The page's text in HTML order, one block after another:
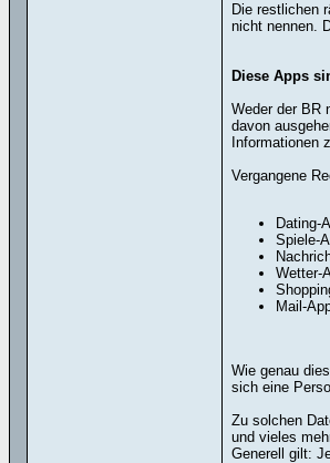
Die restlichen
nicht nennen.
Diese Apps
Weder der BR
davon
Informationen
Vergangene
Dating-
Spiele-
Wetter-
Mail-
Wie genau
sich eine
Zu solchen
und vieles
Generell gilt: